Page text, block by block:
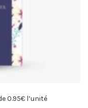
0.95€ l’unité